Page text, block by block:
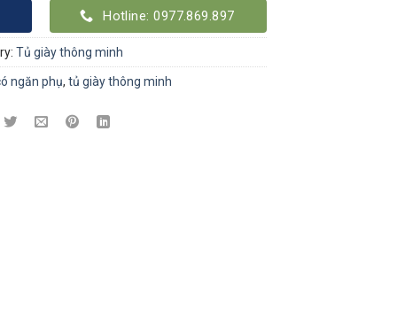
Hotline: 0977.869.897
Tủ giày thông minh
ngăn phụ, tủ giày thông minh